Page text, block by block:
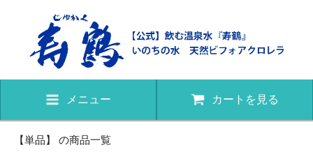
メニュー カートを見る
【単品】 の商品一覧